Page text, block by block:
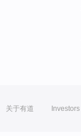
关于有道 Investors